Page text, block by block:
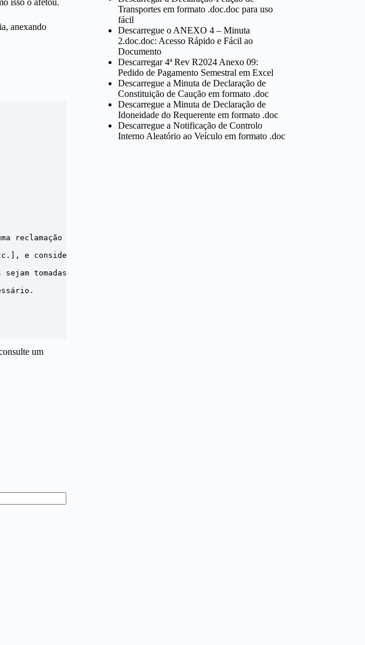
isso o afetou.
anexando
reclamação contra o agente da polícia [Nome do Agente ou Número de
e considero que o comportamento do agente foi totalmente inaceitável.
tomadas em relação à conduta do referido agente.
um
Transportes em formato .doc.doc para uso
fácil
Descarregue o ANEXO 4 – Minuta
2.doc.doc: Acesso Rápido e Fácil ao
Documento
Descarregar 4ª Rev R2024 Anexo 09:
Pedido de Pagamento Semestral em Excel
Descarregue a Minuta de Declaração de
Constituição de Caução em formato .doc
Descarregue a Minuta de Declaração de
Idoneidade do Requerente em formato .doc
Descarregue a Notificação de Controlo
Interno Aleatório ao Veículo em formato .doc